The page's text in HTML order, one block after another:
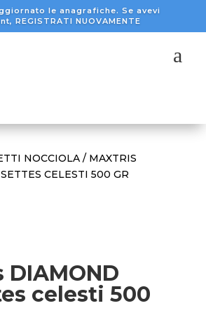
le anagrafiche. Se avevi
REGISTRATI NUOVAMENTE
a
NOCCIOLA/ MAXTRIS
CELESTI 500 GR
DIAMOND
celesti 500